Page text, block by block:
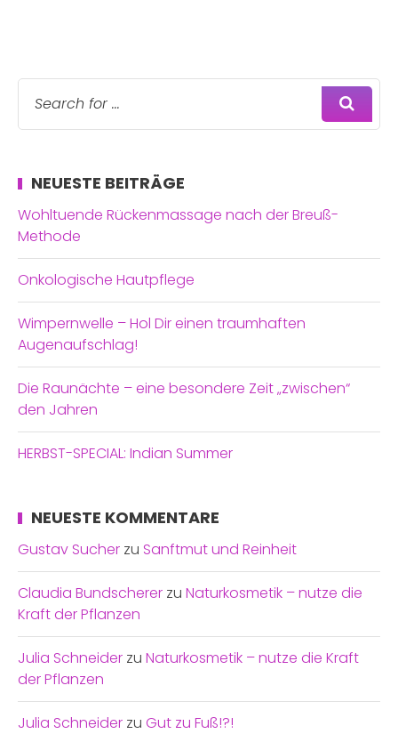
NEUESTE BEITRÄGE
Wohltuende Rückenmassage nach der Breuß-
Methode
Onkologische Hautpflege
Wimpernwelle – Hol Dir einen traumhaften
Augenaufschlag!
Die Raunächte – eine besondere Zeit „zwischen“
den Jahren
HERBST-SPECIAL: Indian Summer
NEUESTE KOMMENTARE
Gustav Sucher zu Sanftmut und Reinheit
Claudia Bundscherer zu Naturkosmetik – nutze die
Kraft der Pflanzen
Julia Schneider zu Naturkosmetik – nutze die Kraft
der Pflanzen
Julia Schneider zu Gut zu Fuß!?!